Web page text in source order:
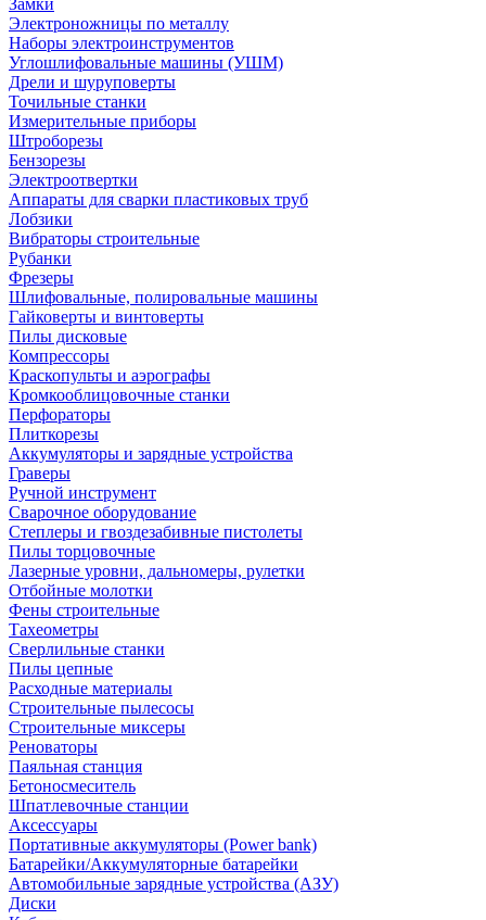
Замки
Электроножницы по металлу
Наборы электроинструментов
Углошлифовальные машины (УШМ)
Дрели и шуруповерты
Точильные станки
Измерительные приборы
Штроборезы
Бензорезы
Электроотвертки
Аппараты для сварки пластиковых труб
Лобзики
Вибраторы строительные
Рубанки
Фрезеры
Шлифовальные, полировальные машины
Гайковерты и винтоверты
Пилы дисковые
Компрессоры
Краскопульты и аэрографы
Кромкооблицовочные станки
Перфораторы
Плиткорезы
Аккумуляторы и зарядные устройства
Граверы
Ручной инструмент
Сварочное оборудование
Степлеры и гвоздезабивные пистолеты
Пилы торцовочные
Лазерные уровни, дальномеры, рулетки
Отбойные молотки
Фены строительные
Тахеометры
Сверлильные станки
Пилы цепные
Расходные материалы
Строительные пылесосы
Строительные миксеры
Реноваторы
Паяльная станция
Бетоносмеситель
Шпатлевочные станции
Аксессуары
Портативные аккумуляторы (Power bank)
Батарейки/Аккумуляторные батарейки
Автомобильные зарядные устройства (АЗУ)
Диски